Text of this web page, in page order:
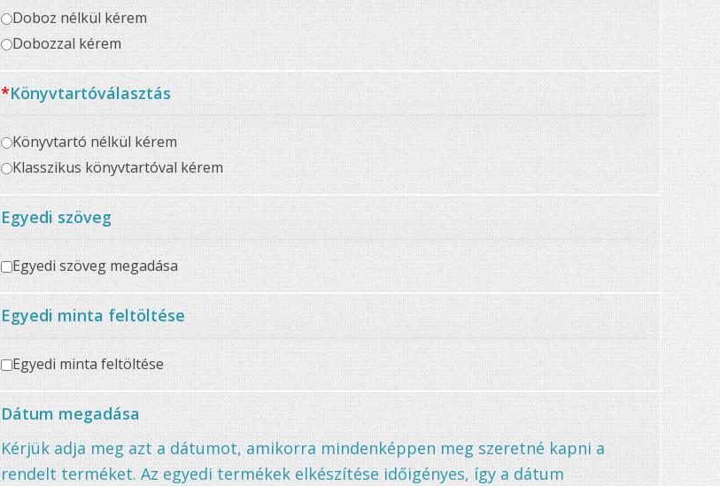
Doboz nélkül kérem
Dobozzal kérem
*Könyvtartóválasztás
Könyvtartó nélkül kérem
Klasszikus könyvtartóval kérem
Egyedi szöveg
Egyedi szöveg megadása
Egyedi minta feltöltése
Egyedi minta feltöltése
Dátum megadása
Kérjük adja meg azt a dátumot, amikorra mindenképpen meg szeretné kapni a
rendelt terméket. Az egyedi termékek elkészítése időigényes, így a dátum